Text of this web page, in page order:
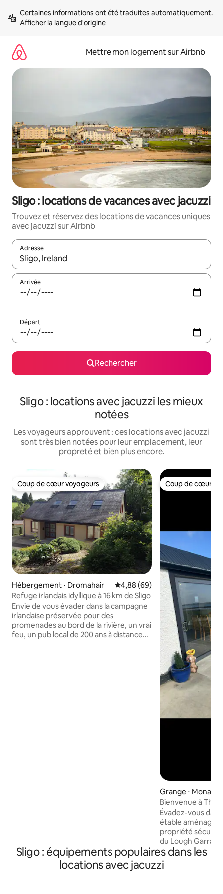
directement
Afficher la langue d'origine
Mettre mon logement sur Airbnb
Sligo : locations de vacances avec jacuzzi
Trouvez et réservez des locations de vacances uniques
avec jacuzzi sur Airbnb
Adresse
Lorsque les résultats s'affichent, utilisez les flèches vers le
Arrivée
Départ
Rechercher
Sligo : locations avec jacuzzi les mieux
notées
Les voyageurs approuvent : ces locations avec jacuzzi
sont très bien notées pour leur emplacement, leur
propreté et bien plus encore.
Coup de cœur voyageurs
Coup de cœur voyageurs
Hébergement ⋅ Dromahair Évaluation moyenne sur la
4,88 (69)
Refuge irlandais idyllique à 16 km de Sligo
Envie de vous évader dans la campagne
irlandaise préservée pour des
promenades au bord de la rivière, un vrai
feu, un pub local de 200 ans à distance
Coup de cœur
Coup de cœur
Grange ⋅
Bienvenue à The
Évadez-vous
étable
propriété
du Lough Garra,
entre Sligo et
paix confortable
pour les couples ;
Sligo : équipements populaires dans les
locations avec jacuzzi